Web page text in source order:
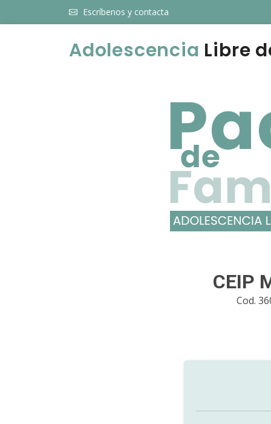
Escríbenos y contacta
Adolescencia Libre
CEIP
Cod.